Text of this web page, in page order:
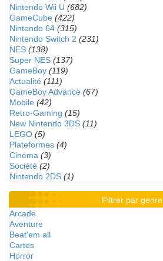
Nintendo Wii U (682)
GameCube (422)
Nintendo 64 (315)
Nintendo Switch 2 (231)
NES (138)
Super NES (137)
GameBoy (119)
Actualité (111)
GameBoy Advance (67)
Mobile (42)
Retro-Gaming (15)
New Nintendo 3DS (11)
LEGO (5)
Plateformes (4)
Cinéma (3)
Société (2)
Nintendo 2DS (1)
Filtrer par genre
Arcade
Aventure
Beat'em all
Cartes
Horror